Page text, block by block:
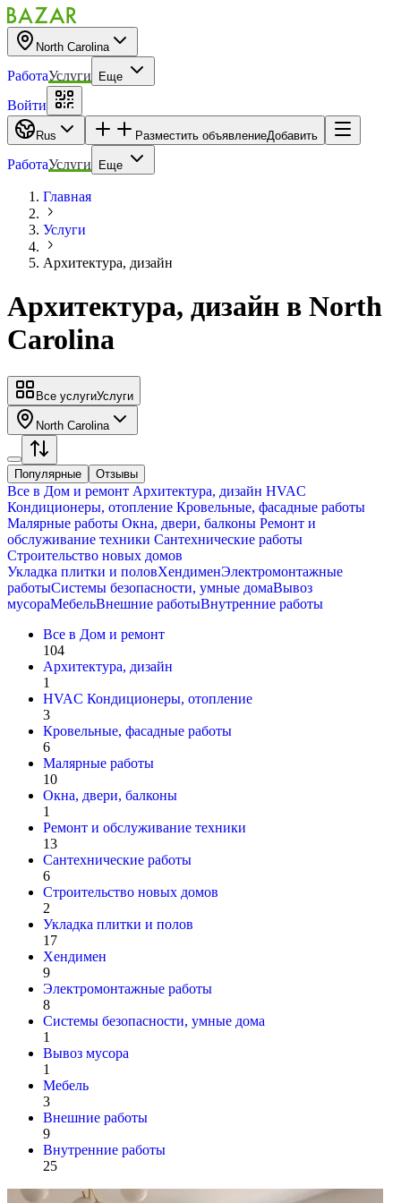
North Carolina
РаботаУслуги Еще
Войти
Rus Разместить объявлениеДобавить
РаботаУслуги Еще
Главная
Услуги
Архитектура, дизайн
Архитектура, дизайн в North
Carolina
Все услугиУслуги
North Carolina
Популярные Отзывы
Все в Дом и ремонт Архитектура, дизайн HVAC
Кондиционеры, oтопление Кровельные, фасадные работы
Малярные работы Окна, двери, балконы Ремонт и
обслуживание техники Сантехнические работы
Строительство новых домов
Укладка плитки и половХендименЭлектромонтажные
работыСистемы безопасности, умные домаВывоз
мусораМебельВнешние работыВнутренние работы
Все в Дом и ремонт
104
Архитектура, дизайн
1
HVAC Кондиционеры, oтопление
3
Кровельные, фасадные работы
6
Малярные работы
10
Окна, двери, балконы
1
Ремонт и обслуживание техники
13
Сантехнические работы
6
Строительство новых домов
2
Укладка плитки и полов
17
Хендимен
9
Электромонтажные работы
8
Системы безопасности, умные дома
1
Вывоз мусора
1
Мебель
3
Внешние работы
9
Внутренние работы
25